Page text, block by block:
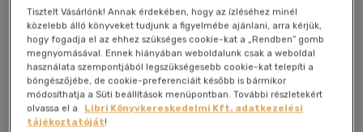
Kívánságlistához adom
Tisztelt Vásárlónk! Annak érdekében, hogy az ízléséhez minél
közelebb álló könyveket tudjunk a figyelmébe ajánlani, arra kérjük,
hogy fogadja el az ehhez szükséges cookie-kat a „Rendben” gomb
megnyomásával. Ennek hiányában weboldalunk csak a weboldal
használata szempontjából legszükségesebb cookie-kat telepíti a
böngészőjébe, de cookie-preferenciáit később is bármikor
módosíthatja a Süti beállítások menüpontban. További részletekért
olvassa el a
Libri Könyvkereskedelmi Kft. adatkezelési
tájékoztatóját!